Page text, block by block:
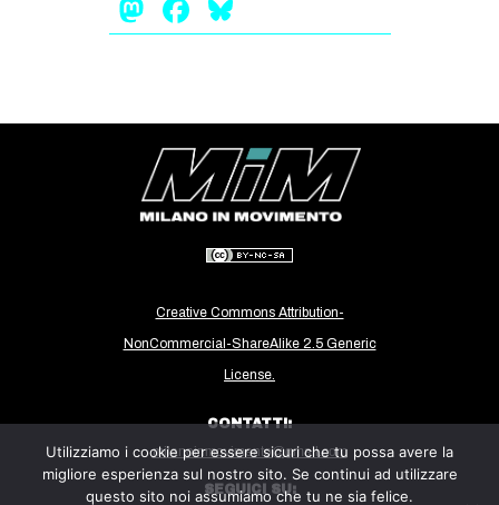
Mastodon
Facebook
Creative Commons Attribution-
NonCommercial-ShareAlike 2.5 Generic
License.
CONTATTI:
milanoinmovimento@gmail.com
SEGUICI SU:
Utilizziamo i cookie per essere sicuri che tu possa avere la
migliore esperienza sul nostro sito. Se continui ad utilizzare
questo sito noi assumiamo che tu ne sia felice.